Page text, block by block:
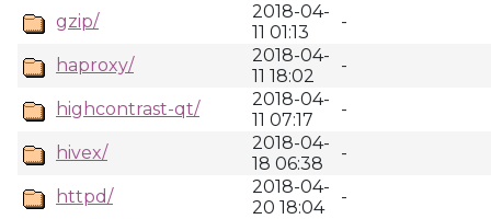
gzip/
2018-04-
11 01:13
-
haproxy/
2018-04-
11 18:02
-
highcontrast-qt/
2018-04-
11 07:17
-
hivex/
2018-04-
18 06:38
-
httpd/
2018-04-
20 18:04
-